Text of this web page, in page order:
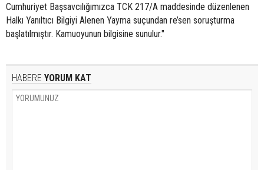
Cumhuriyet Başsavcılığımızca TCK 217/A maddesinde düzenlenen
Halkı Yanıltıcı Bilgiyi Alenen Yayma suçundan re’sen soruşturma
başlatılmıştır. Kamuoyunun bilgisine sunulur."
HABERE YORUM KAT